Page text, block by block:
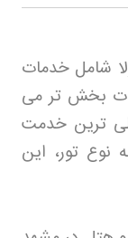
شامل خدمات
بخش تر می
ترین خدمت
تور، این